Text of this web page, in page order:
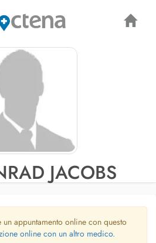
JACOBS
appuntamento online con questo
online con un altro medico.